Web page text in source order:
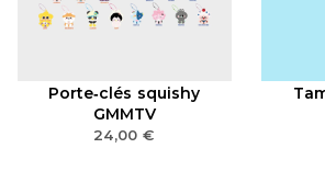
Porte‑clés squishy
GMMTV
24,00€